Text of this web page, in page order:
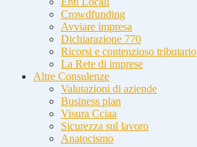
Crowdfunding
Avviare impresa
Dichiarazione 770
Ricorsi e contenzioso tributario
La Rete di imprese
Altre Consulenze
Valutazioni di aziende
Business plan
Visura Cciaa
Sicurezza sul lavoro
Anatocismo